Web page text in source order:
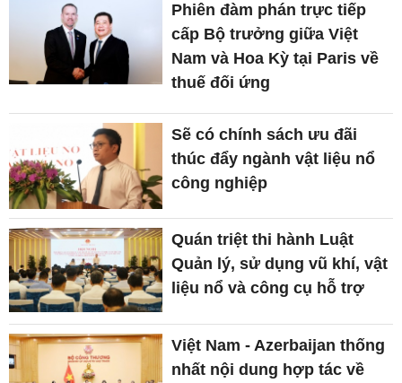
Phiên đàm phán trực tiếp
cấp Bộ trưởng giữa Việt
Nam và Hoa Kỳ tại Paris về
thuế đối ứng
Sẽ có chính sách ưu đãi
thúc đẩy ngành vật liệu nổ
công nghiệp
Quán triệt thi hành Luật
Quản lý, sử dụng vũ khí, vật
liệu nổ và công cụ hỗ trợ
Việt Nam - Azerbaijan thống
nhất nội dung hợp tác về